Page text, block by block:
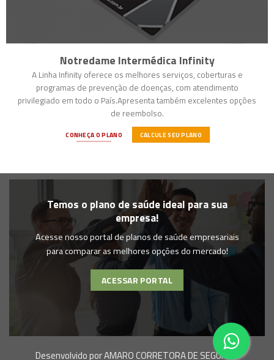
Notredame Intermédica Infinity
A Linha Infinity oferece os melhores serviços, coberturas e
programas de prevenção de doenças, com atendimento
privilegiado em todo o País.Apresenta também excelentes opções
de reembolso.
CONHEÇA O PLANO CALCULE SEU PLANO
Temos o plano de saúde ideal para sua
empresa!
Acesse nosso portal de planos de saúde empresariais
para comparar as melhores opções do mercado!
ACESSAR PORTAL
Desenvolvido porAMARO CORRETORA DE SEGUROS